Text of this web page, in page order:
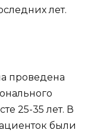
лет.
проведена
25-35 лет. В
были